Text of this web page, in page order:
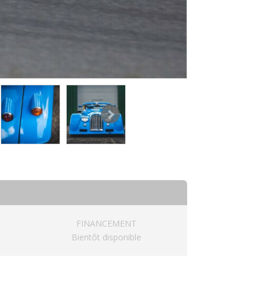
FINANCEMENT
Bientôt disponible